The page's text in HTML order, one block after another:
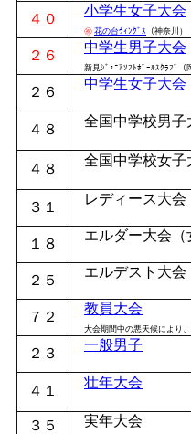
４０
小学生女子大会
㊗ 花の台ｳｨﾝｸﾞｽ （神奈川
２６
中学生男子大会
新見ｼﾞｭﾆｱｿﾌﾄﾎﾞｰﾙｽｸﾗﾌﾞ（
２６
中学生女子大会
４８
全国中学校男子
４８
全国中学校女子
３１
レディース大会
１８
エルダー大会（
２５
エルデスト大会
７２
教員大会
大会期間中の悪天候により、
２３
一般男子
４１
壮年大会
３５ 実年大会